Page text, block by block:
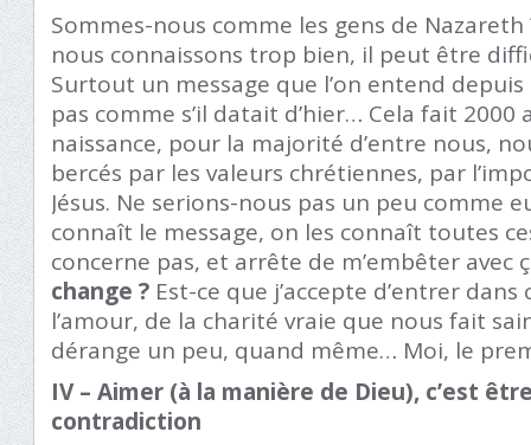
Sommes-nous comme les gens de Nazareth
nous connaissons trop bien, il peut être
Surtout un message que l’on entend depuis
pas comme s’il datait d’hier… Cela fait
naissance, pour la majorité d’entre nous,
bercés par les valeurs chrétiennes, par
Jésus. Ne serions-nous pas un peu comme
connaît le message, on les connaît toutes
concerne pas, et arrête de m’embêter avec
change ? Est-ce que j’accepte d’entrer
l’amour, de la charité vraie que nous fait
dérange un peu, quand même… Moi, le
IV – Aimer (à la manière de Dieu), c’est
contradiction